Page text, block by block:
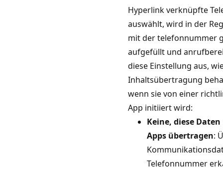
Hyperlink verknüpfte
auswählt, wird in der
mit der telefonnummer
aufgefüllt und
diese Einstellung aus,
Inhaltsübertragung
wenn sie von einer
App initiiert wird:
Keine, diese
Apps übertragen:
Telefonnummer